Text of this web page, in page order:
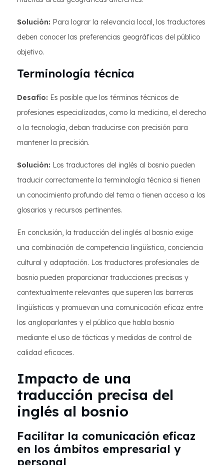
Solución: Para lograr la relevancia local, los traductores
deben conocer las preferencias geográficas del público
objetivo.
Terminología técnica
Desafío: Es posible que los términos técnicos de
profesiones especializadas, como la medicina, el derecho
o la tecnología, deban traducirse con precisión para
mantener la precisión.
Solución: Los traductores del inglés al bosnio pueden
traducir correctamente la terminología técnica si tienen
un conocimiento profundo del tema o tienen acceso a los
glosarios y recursos pertinentes.
En conclusión, la traducción del inglés al bosnio exige
una combinación de competencia lingüística, conciencia
cultural y adaptación. Los traductores profesionales de
bosnio pueden proporcionar traducciones precisas y
contextualmente relevantes que superen las barreras
lingüísticas y promuevan una comunicación eficaz entre
los angloparlantes y el público que habla bosnio
mediante el uso de tácticas y medidas de control de
calidad eficaces.
Impacto de una
traducción precisa del
inglés al bosnio
Facilitar la comunicación eficaz
en los ámbitos empresarial y
personal